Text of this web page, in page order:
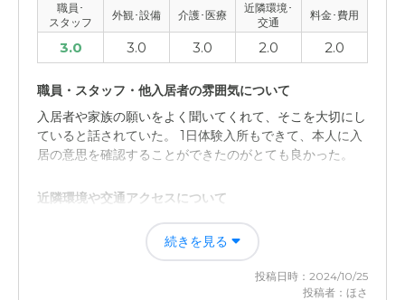
職員･
スタッフ
外観･設備 介護･医療
近隣環境･
交通
料金･費用
3.0 3.0 3.0 2.0 2.0
職員・スタッフ・他入居者の雰囲気について
入居者や家族の願いをよく聞いてくれて、そこを大切にし
ていると話されていた。 1日体験入所もできて、本人に入
居の意思を確認することができたのがとても良かった。
近隣環境や交通アクセスについて
駅から少し距離があり、車でないと訪問することが大変だ
と感じた。 近所なら良いが、遠方から来るには不便さを
感じる。 段差もわりとあり、施設内に危険が多くあると
続きを見る
投稿日時：2024/10/25
投稿者：ほさ